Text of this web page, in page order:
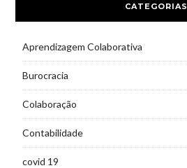
CATEGORIAS
Aprendizagem Colaborativa
Burocracia
Colaboração
Contabilidade
covid 19